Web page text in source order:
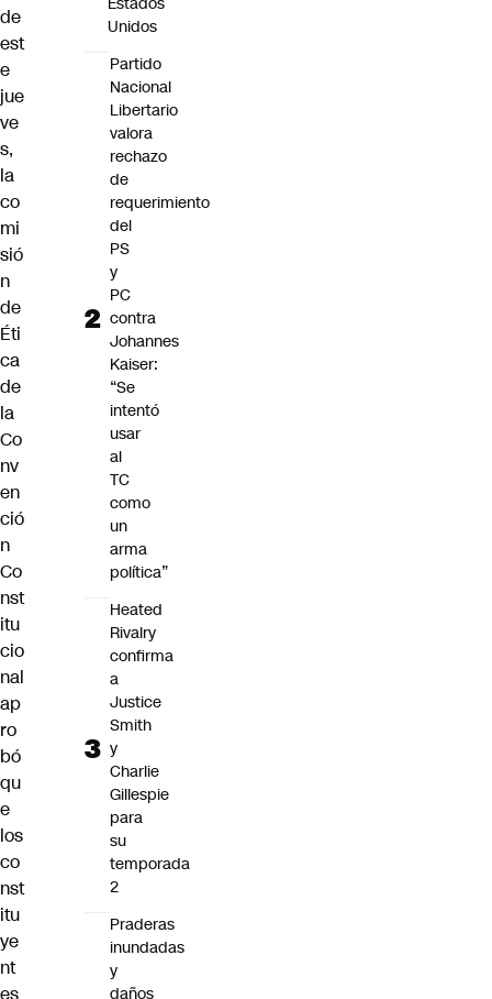
de
est
e
jue
ve
s,
la
co
mi
sió
n
de
Éti
ca
de
la
Co
nv
en
ció
n
Co
nst
itu
cio
nal
ap
ro
bó
qu
e
los
co
nst
itu
ye
nt
Unidos
Partido
Nacional
Libertario
valora
rechazo
de
requerimiento
del
PS
y
PC
contra
Johannes
Kaiser:
“Se
intentó
usar
al
TC
como
un
arma
política”
Heated
Rivalry
confirma
a
Justice
Smith
y
Charlie
Gillespie
para
su
temporada
2
Praderas
inundadas
y
daños